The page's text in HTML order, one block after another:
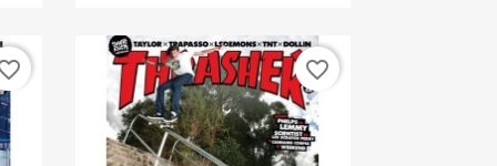
favorite_border